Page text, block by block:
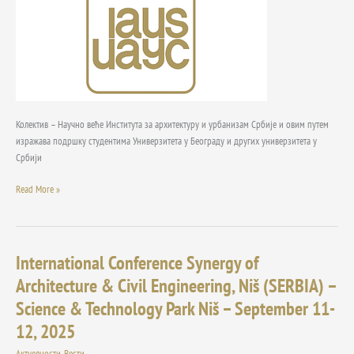
Колектив – Научно веће Института за архитектуру и урбанизам Србије и овим путем
изражава подршку студентима Универзитета у Београду и других универзитета у
Србији
Read More »
International Conference Synergy of
Architecture & Civil Engineering, Niš (SERBIA) –
Science & Technology Park Niš – September 11-
12, 2025
International
Conference
Synergy
of
Architecture
&